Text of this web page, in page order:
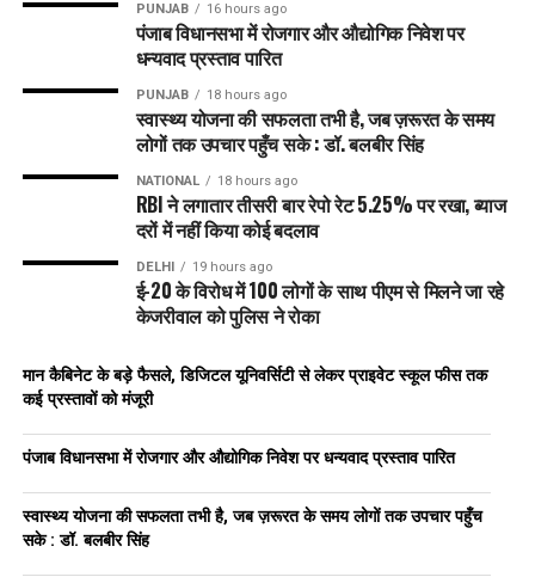
PUNJAB 16 hours ago
पंजाब विधानसभा में रोजगार और औद्योगिक निवेश पर
धन्यवाद प्रस्ताव पारित
PUNJAB 18 hours ago
स्वास्थ्य योजना की सफलता तभी है, जब ज़रूरत के समय
लोगों तक उपचार पहुँच सके : डॉ. बलबीर सिंह
NATIONAL 18 hours ago
RBI ने लगातार तीसरी बार रेपो रेट 5.25% पर रखा, ब्याज
दरों में नहीं किया कोई बदलाव
DELHI 19 hours ago
ई-20 के विरोध में 100 लोगों के साथ पीएम से मिलने जा रहे
केजरीवाल को पुलिस ने रोका
मान कैबिनेट के बड़े फैसले, डिजिटल यूनिवर्सिटी से लेकर प्राइवेट स्कूल फीस तक
कई प्रस्तावों को मंजूरी
पंजाब विधानसभा में रोजगार और औद्योगिक निवेश पर धन्यवाद प्रस्ताव पारित
स्वास्थ्य योजना की सफलता तभी है, जब ज़रूरत के समय लोगों तक उपचार पहुँच
सके : डॉ. बलबीर सिंह